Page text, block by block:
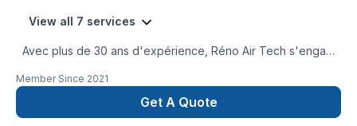
View all 7 services
résidentielles, efficaces et respectueuses de
l'environnement. Notre équipe met à votre disposition des
équipements performants et un service client attentif pour
Member Since 2021
Get A Quote